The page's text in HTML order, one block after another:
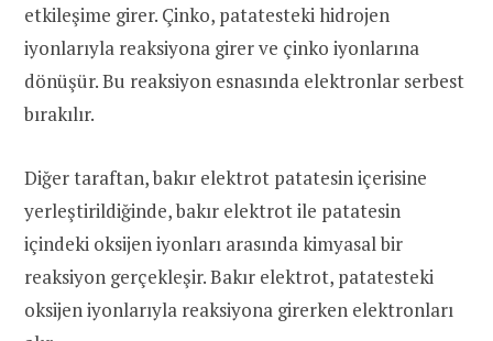
etkileşime girer. Çinko, patatesteki hidrojen
iyonlarıyla reaksiyona girer ve çinko iyonlarına
dönüşür. Bu reaksiyon esnasında elektronlar serbest
bırakılır.
Diğer taraftan, bakır elektrot patatesin içerisine
yerleştirildiğinde, bakır elektrot ile patatesin
içindeki oksijen iyonları arasında kimyasal bir
reaksiyon gerçekleşir. Bakır elektrot, patatesteki
oksijen iyonlarıyla reaksiyona girerken elektronları